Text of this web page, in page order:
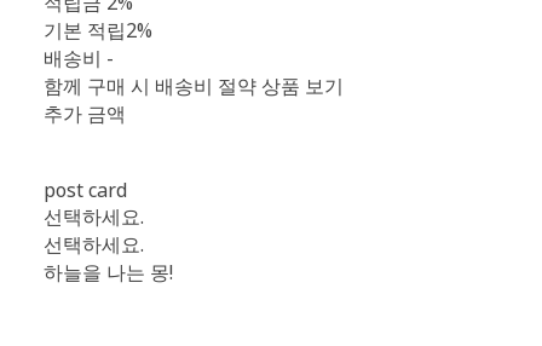
기본 적립2%
배송비 -
함께 구매 시 배송비 절약 상품 보기
추가 금액
post card
선택하세요.
선택하세요.
하늘을 나는 몽!